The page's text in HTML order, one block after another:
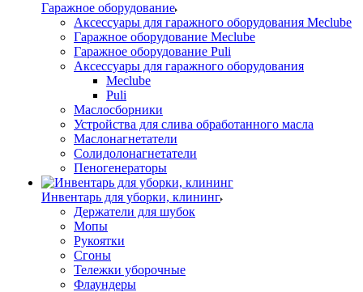
Гаражное оборудование
Аксессуары для гаражного оборудования Meclube
Гаражное оборудование Meclube
Гаражное оборудование Puli
Аксессуары для гаражного оборудования
Meclube
Puli
Маслосборники
Устройства для слива обработанного масла
Маслонагнетатели
Солидолонагнетатели
Пеногенераторы
Инвентарь для уборки, клининг
Держатели для шубок
Мопы
Рукоятки
Сгоны
Тележки уборочные
Флаундеры